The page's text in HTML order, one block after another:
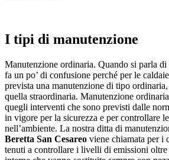
I tipi di manutenzione
Manutenzione ordinaria. Quando si parla di
fa un po’ di confusione perché per le
prevista una manutenzione di tipo
quella straordinaria. Manutenzione
quegli interventi che sono previsti dalle
in vigore per la sicurezza e per controllare
nell’ambiente. La nostra ditta di
Beretta San Cesareo viene chiamata per i
tenuti a controllare i livelli di emissioni oltre